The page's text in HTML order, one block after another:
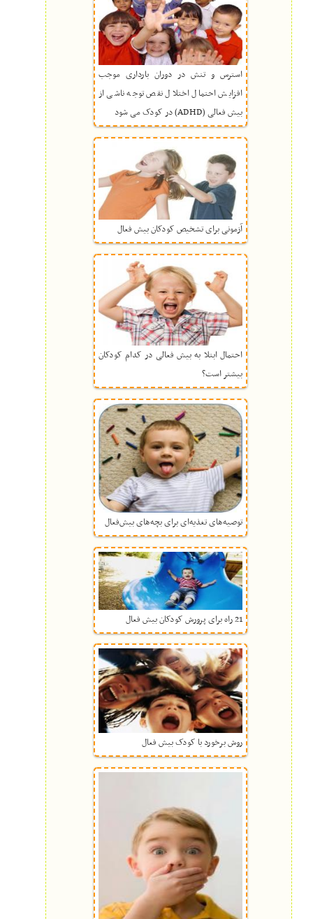
استرس و تنش در دوران بارداری موجب
افزایش احتمال اختلال نقص توجه ناشی از
بیش فعالی (ADHD) در کودک می شود
آزمونی برای تشخیص کودکان بیش فعال
احتمال ابتلا به بیش فعالی در کدام کودکان
بیشتر است؟
توصیه‌های تغذیه‌ای برای بچه‌های بیش‌فعال
21 راه برای پرورش کودکان بیش فعال
روش برخورد با کودک بیش‌ فعال